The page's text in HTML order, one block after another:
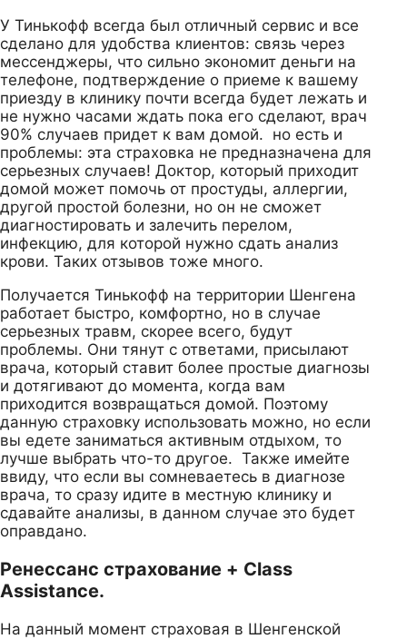
У Тинькофф всегда был отличный сервис и все
сделано для удобства клиентов: связь через
мессенджеры, что сильно экономит деньги на
телефоне, подтверждение о приеме к вашему
приезду в клинику почти всегда будет лежать и
не нужно часами ждать пока его сделают, врач
90% случаев придет к вам домой. но есть и
проблемы: эта страховка не предназначена для
серьезных случаев! Доктор, который приходит
домой может помочь от простуды, аллергии,
другой простой болезни, но он не сможет
диагностировать и залечить перелом,
инфекцию, для которой нужно сдать анализ
крови. Таких отзывов тоже много.
Получается Тинькофф на территории Шенгена
работает быстро, комфортно, но в случае
серьезных травм, скорее всего, будут
проблемы. Они тянут с ответами, присылают
врача, который ставит более простые диагнозы
и дотягивают до момента, когда вам
приходится возвращаться домой. Поэтому
данную страховку использовать можно, но если
вы едете заниматься активным отдыхом, то
лучше выбрать что-то другое. Также имейте
ввиду, что если вы сомневаетесь в диагнозе
врача, то сразу идите в местную клинику и
сдавайте анализы, в данном случае это будет
оправдано.
Ренессанс страхование + Class
Assistance.
На данный момент страховая в Шенгенской